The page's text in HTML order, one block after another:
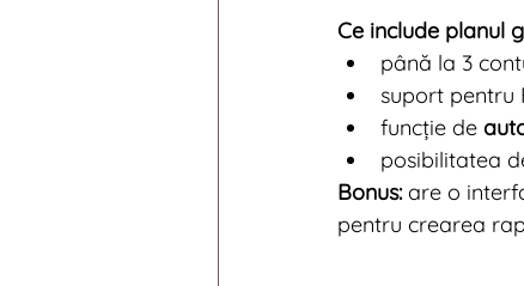
Ce include planul
până la 3
suport pentru
funcție de
posibilitatea
Bonus: are o
pentru crearea